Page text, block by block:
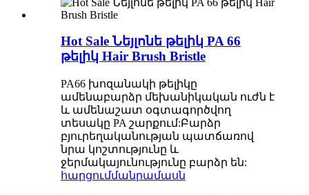
Hot Sale Նեյլոնե թելիկ PA 66
թելիկ Hair Brush Bristle
PA66 խոզանակի թելիկը
ամենաբարձր մեխանիկական ուժն է
և ամենաշատ օգտագործվող
տեսակը PA շարքում:Բարձր
բյուրեղականության պատճառով
նրա կոշտությունը և
ջերմակայունությունը բարձր են:
հարցումմանրամասն